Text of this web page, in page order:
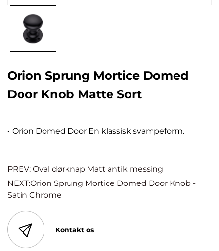
Orion Sprung Mortice Domed
Door Knob Matte Sort
· Orion Domed Door En klassisk svampeform.
PREV: Oval dørknap Matt antik messing
NEXT:Orion Sprung Mortice Domed Door Knob -
Satin Chrome
Kontakt os